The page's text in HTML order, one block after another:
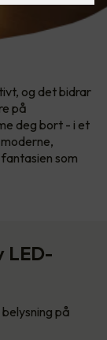
og det bidrar
på
deg bort - i et
som
LED-
på